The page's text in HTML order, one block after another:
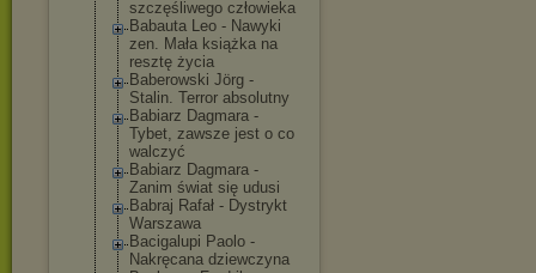
szczęśliwego człowieka
Babauta Leo - Nawyki
zen. Mała książka na
resztę życia
Baberowski Jörg -
Stalin. Terror absolutny
Babiarz Dagmara -
Tybet, zawsze jest o co
walczyć
Babiarz Dagmara -
Zanim świat się udusi
Babraj Rafał - Dystrykt
Warszawa
Bacigalupi Paolo -
Nakręcana dziewczyna